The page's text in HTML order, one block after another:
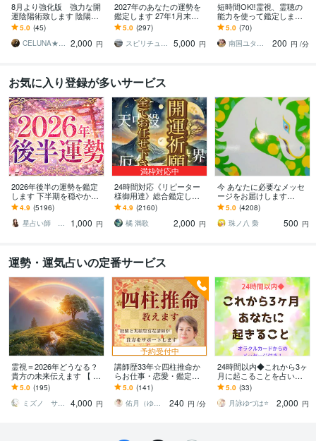
8月より強化版 強力な開
運陰陽術致します 陰陽師
による強力な術にてご希
望の開運術を致します
5.0 (45)
CELUNA★ご依頼多数につき対応遅延有 2,000 円
2027年のあなたの運勢を
鑑定します 27年1月末日
まで☆いい年にしたい
ね。恋愛、結婚、仕事、
お金
5.0 (297)
スピリチュアルカウンセラー沙耶美
5,000 円
短時間OK‼︎霊視、霊聴の
能力を使って鑑定します
オラクルカードと霊視で
お悩みを解決へと導きま
す
5.0 (70)
南国ユタの末裔占い師✴︎リン
200 円 /分
お気に入り登録が多いサービス
2026年後半の運勢を鑑定
します 下半期を穏やかに
進む道しるべに
4.9 (5196)
星占い師 レイリィアス
1,000 円
満枠対応中
24時間対応《リピーター
様御用達》総合鑑定しま
す 霊視鑑定＋極ヒーリン
グの無料サポート付き！
4.9 (2160)
橘 満歌
2,000 円
今 あなたに必要なメッセ
ージをお届けします
⭐️【アファメーション付
き】⭐️オラクルカード 簡
易版⭐️
5.0 (4208)
珠ノ八 梟
500 円
運勢・運気占いの定番サービス
霊視＝2026年どうなる？
貴方の未来伝えます 【 運
勢鑑定：神様に導かれ、
運を味方に人生を最良に
歩む方法】
5.0 (195)
ミズノ サヨリ
4,000 円
予約受付中
講師歴33年☆四柱推命か
らお仕事・恋愛・鑑定し
ます 命式から性格・相
性・仕事・運勢・四柱推
命でひも解いていきます
5.0 (141)
佑月（ゆうづき）
240 円 /分
24時間以内◆これから3ヶ
月に起こることを占いま
す 恋愛・仕事・人間関係
＊7項目＋オラクルカード
からのメッセージ
5.0 (33)
月詠ゆづは⭐️
2,000 円